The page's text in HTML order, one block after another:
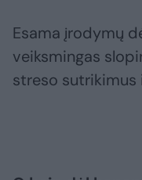
Esama įrodymų
veiksmingas
streso sutrikimus